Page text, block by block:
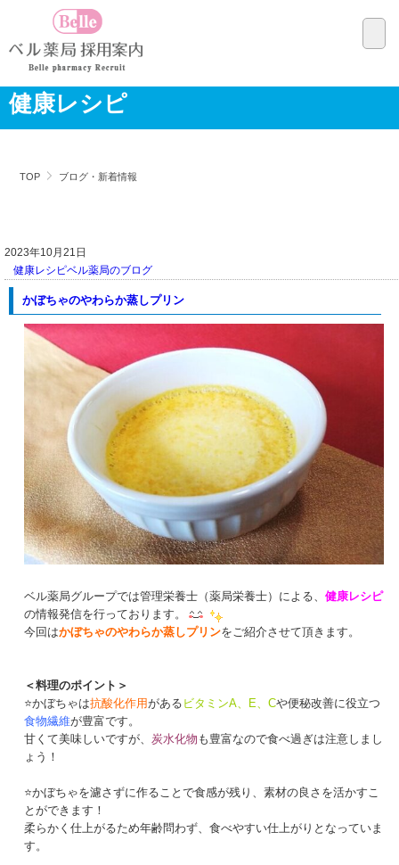
健康レシピ
TOP ブログ・新着情報
2023年10月21日
健康レシピベル薬局のブログ
かぼちゃのやわらか蒸しプリン
ベル薬局グループでは管理栄養士（薬局栄養士）による、健康レシピ
の情報発信を行っております。
今回はかぼちゃのやわらか蒸しプリンをご紹介させて頂きます。
＜料理のポイント＞
⭐かぼちゃは抗酸化作用がある ビタミンA、E、Cや便秘改善に役立つ
食物繊維が豊富です。
甘くて美味しいですが、炭水化物 も豊富なので食べ過ぎは注意しまし
ょう！
⭐かぼちゃを濾さずに作ることで食感が残り、素材の良さを活かすこ
とができます！
柔らかく仕上がるため年齢問わず、食べやすい仕上がりとなっていま
す。